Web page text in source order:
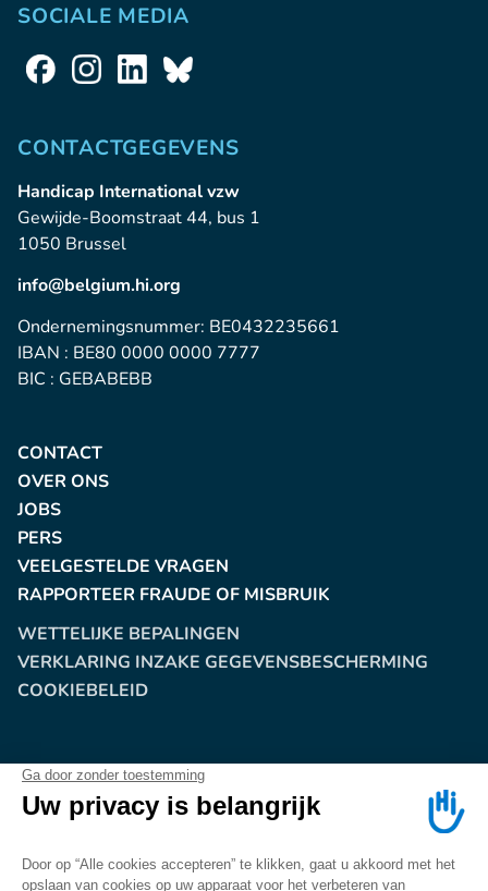
SOCIALE MEDIA
CONTACTGEGEVENS
Handicap International vzw
Gewijde-Boomstraat 44, bus 1
1050 Brussel
info@belgium.hi.org
Ondernemingsnummer: BE0432235661
IBAN : BE80 0000 0000 7777
BIC : GEBABEBB
CONTACT
OVER ONS
JOBS
PERS
VEELGESTELDE VRAGEN
RAPPORTEER FRAUDE OF MISBRUIK
WETTELIJKE BEPALINGEN
VERKLARING INZAKE GEGEVENSBESCHERMING
COOKIEBELEID